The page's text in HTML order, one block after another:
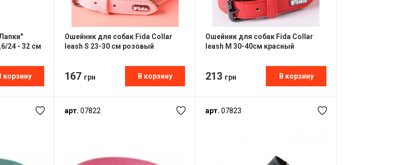
24 - 32 см
корзину
Ошейник для собак Fida Collar
leash S 23-30 см розовый
167 грн В корзину
Ошейник для собак Fida Collar
leash М 30-40см красный
213 грн В корзину
арт. 07822 арт. 07823